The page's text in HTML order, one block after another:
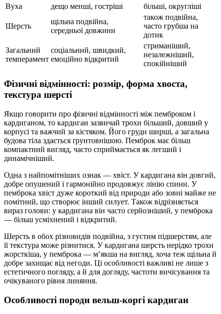
Вуха
дещо менші, гостріші більші, округліші
Шерсть
щільна подвійна,
середньої довжини
також подвійна,
часто грубша на
дотик
Загальний
темперамент
соціальний, швидкий,
емоційно відкритий
стриманіший,
незалежніший,
спокійніший
Фізичні відмінності: розмір, форма хвоста,
текстура шерсті
Якщо говорити про фізичні відмінності між пемброком і
кардиганом, то кардиган зазвичай трохи більший, довший у
корпусі та важчий за кістяком. Його груди ширші, а загальна
будова тіла здається ґрунтовнішою. Пемброк має більш
компактний вигляд, часто сприймається як легший і
динамічніший.
Одна з найпомітніших ознак — хвіст. У кардигана він довгий,
добре опушений і гармонійно продовжує лінію спини. У
пемброка хвіст дуже короткий від природи або зовні майже не
помітний, що створює інший силует. Також відрізняється
вираз голови: у кардигана він часто серйозніший, у пемброка
— більш усміхнений і відкритий.
Шерсть в обох різновидів подвійна, з густим підшерстям, але
її текстура може різнитися. У кардигана шерсть нерідко трохи
жорсткіша, у пемброка — м’якша на вигляд, хоча теж щільна й
добре захищає від негоди. Ці особливості важливі не лише з
естетичного погляду, а й для догляду, частоти вичісування та
очікуваного рівня линяння.
Особливості породи вельш-коргі кардиган